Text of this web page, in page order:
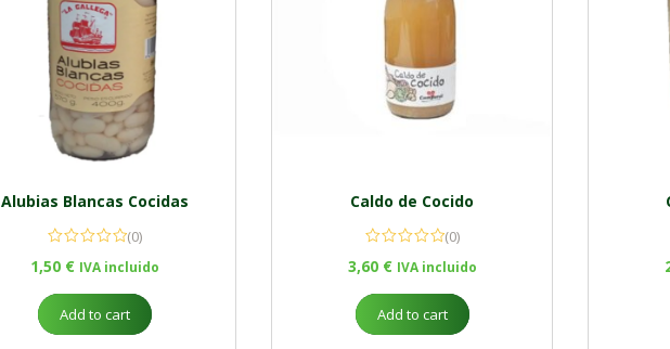
Alubias Blancas Cocidas
(0)
1,50 € IVA incluido
Add to cart
Caldo de Cocido
(0)
3,60 € IVA incluido
Add to cart